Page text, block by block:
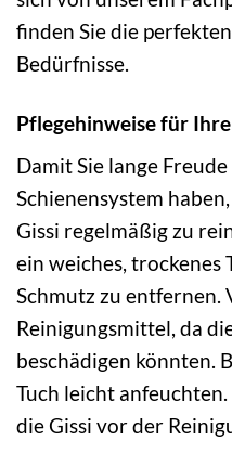
finden Sie die
Bedürfnisse.
Pflegehinweise für Ihre
Damit Sie lange
Schienensystem
Gissi regelmäßig zu
ein weiches, trockenes
Schmutz zu entfernen.
Reinigungsmittel, da
beschädigen könnten.
Tuch leicht
die Gissi vor der